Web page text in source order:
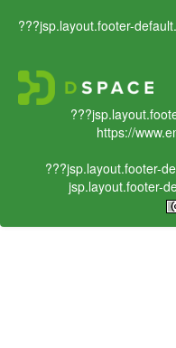
???jsp.layout.footer-
https://
???jsp.layout.footer-
jsp.layout.footer-